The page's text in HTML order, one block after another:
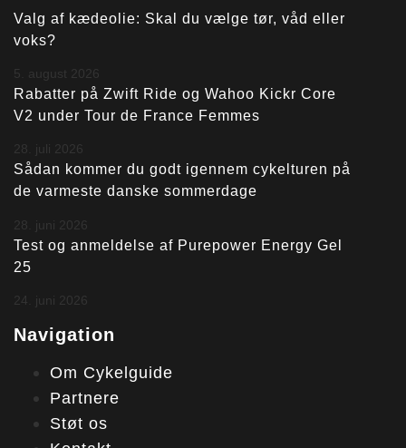
Valg af kædeolie: Skal du vælge tør, våd eller
voks?
5. august 2026
Rabatter på Zwift Ride og Wahoo Kickr Core
V2 under Tour de France Femmes
28. juli 2026
Sådan kommer du godt igennem cykelturen på
de varmeste danske sommerdage
28. juni 2026
Test og anmeldelse af Purepower Energy Gel
25
24. juni 2026
Navigation
Om Cykelguide
Partnere
Støt os